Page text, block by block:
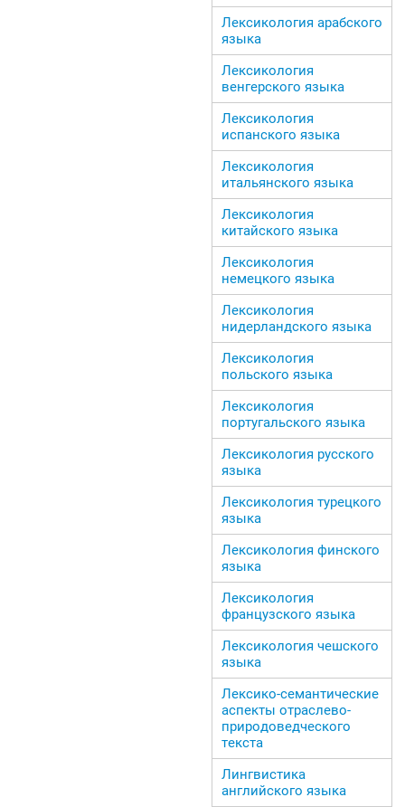
Лексикология арабского
языка
Лексикология
венгерского языка
Лексикология
испанского языка
Лексикология
итальянского языка
Лексикология
китайского языка
Лексикология
немецкого языка
Лексикология
нидерландского языка
Лексикология
польского языка
Лексикология
португальского языка
Лексикология русского
языка
Лексикология турецкого
языка
Лексикология финского
языка
Лексикология
французского языка
Лексикология чешского
языка
Лексико-семантические
аспекты отраслево-
природоведческого
текста
Лингвистика
английского языка